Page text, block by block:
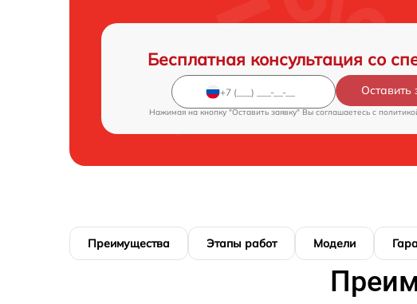
Бесплатная консультация со
Оставить
Нажимая на кнопку "Оставить заявку" Вы соглашаетесь c
Преимущества Этапы работ Модели